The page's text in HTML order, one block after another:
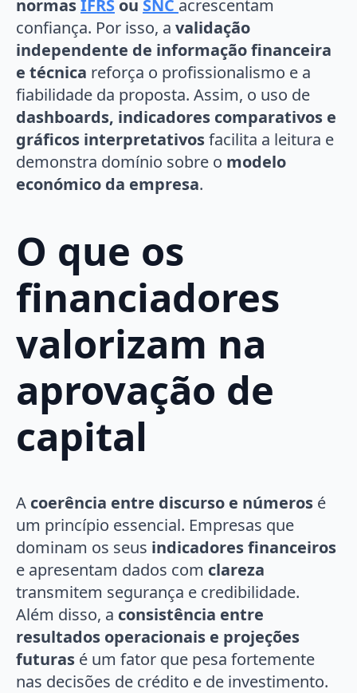
normasIFRS ou SNC acrescentam
confiança. Por isso, a validação
independente de informação financeira
e técnica reforça o profissionalismo e a
fiabilidade da proposta. Assim, o uso de
dashboards, indicadores comparativos e
gráficos interpretativosfacilita a leitura e
demonstra domínio sobre o modelo
económico da empresa.
O que os
financiadores
valorizam na
aprovação de
capital
A coerência entre discurso e números é
um princípio essencial. Empresas que
dominam os seus indicadores financeiros
e apresentam dados com clareza
transmitem segurança e credibilidade.
Além disso, a consistência entre
resultados operacionais e projeções
futuras é um fator que pesa fortemente
nas decisões de crédito e de investimento.